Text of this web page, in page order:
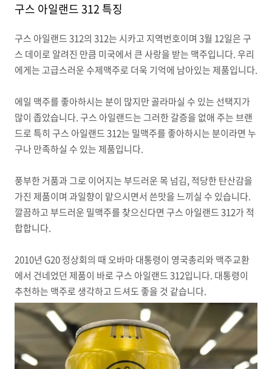
구스 아일랜드 312 특징
구스 아일랜드 312의 312는 시카고 지역번호이며 3월 12일은 구
스 데이로 알려진 만큼 미국에서 큰 사랑을 받는 맥주입니다. 우리
에게는 고급스러운 수제맥주로 더욱 기억에 남아있는 제품입니다.
에일 맥주를 좋아하시는 분이 많지만 골라마실 수 있는 선택지가
많이 좁았습니다. 구스 아일랜드는 그러한 갈증을 없애 주는 브랜
드로 특히 구스 아일랜드 312는 밀맥주를 좋아하시는 분이라면 누
구나 만족하실 수 있는 제품입니다.
풍부한 거품과 그로 이어지는 부드러운 목 넘김, 적당한 탄산감을
가진 제품이며 과일향이 맡으시면서 쓴맛을 느끼실 수 있습니다.
깔끔하고 부드러운 밀맥주를 찾으신다면 구스 아일랜드 312가 적
합합니다.
2010년 G20 정상회의 때 오바마 대통령이 영국총리와 맥주교환
에서 건네었던 제품이 바로 구스 아일랜드 312입니다. 대통령이
추천하는 맥주로 생각하고 드셔도 좋을 것 같습니다.